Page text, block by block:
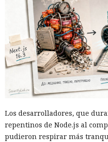
Las sanciones y restricciones
tecnológicas chinas por parte
estadounidenses hace
Los desarrolladores, que
repentinos de Node.js al
pudieron respirar más